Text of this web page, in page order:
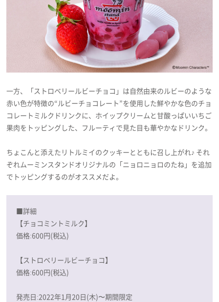
一方、「ストロベリールビーチョコ」は自然由来のルビーのような
赤い色が特徴の“ルビーチョコレート”を使用した鮮やかな色のチョ
コレートミルクドリンクに、ホイップクリームと甘酸っぱいいちご
果肉をトッピングした、フルーティで見た目も華やかなドリンク。
ちょこんと添えたリトルミイのクッキーとともに召し上がれ♪ それ
ぞれムーミンスタンドオリジナルの「ニョロニョロのたね」を追加
でトッピングするのがオススメだよ。
■詳細
【チョコミントミルク】
価格:600円(税込)
【ストロベリールビーチョコ】
価格:600円(税込)
発売日:2022年1月20日(木)〜期間限定